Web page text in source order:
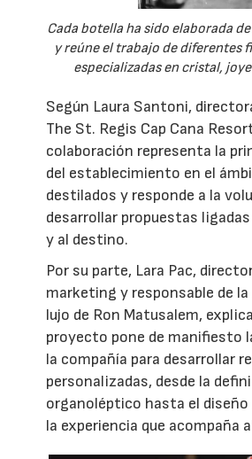
Cada botella ha sido elaborada
y reúne el trabajo de diferentes
especializadas en cristal,
Según Laura Santoni,
The St. Regis Cap Cana
colaboración representa la
del establecimiento en el
destilados y responde a la
desarrollar propuestas
y al destino.
Por su parte, Lara Pac,
marketing y responsable de
lujo de Ron Matusalem,
proyecto pone de manifiesto
la compañía para desarrollar
personalizadas, desde la
organoléptico hasta el diseño
la experiencia que acompaña